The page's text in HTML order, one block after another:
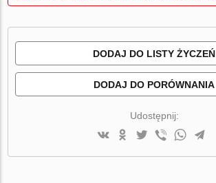
DODAJ DO LISTY ŻYCZEŃ
DODAJ DO PORÓWNANIA
Udostępnij: